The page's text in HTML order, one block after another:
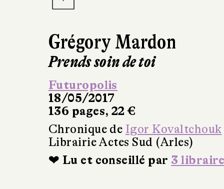
Grégory Mardon
Prends soin de toi
Futuropolis
18/05/2017
136 pages, 22 €
Chronique de Igor Kovaltchouk
Librairie Actes Sud (Arles)
❤ Lu et conseillé par 3